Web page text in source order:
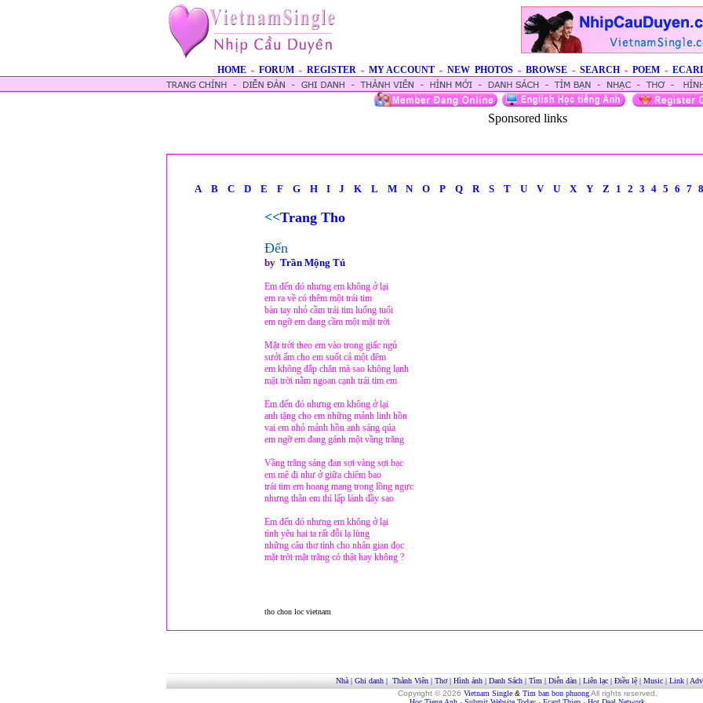
HOME - FORUM - REGISTER - MY ACCOUNT - NEW PHOTOS - BROWSE - SEARCH - POEM -
Sponsored links
A B C D E F G H I J K L M N O P Q R S T U V U X Y Z 1 2 3 4 5 6 7 8
<<Trang Tho
Đến
by Trần Mộng Tú
Em đến đó nhưng em không ở lại
em ra về có thêm một trái tim
bàn tay nhỏ cầm trái tim luống tuổi
em ngỡ em đang cầm một mặt trời
Mặt trời theo em vào trong giấc ngủ
sưởi ấm cho em suốt cả một đêm
em không đắp chăn mà sao không lạnh
mặt trời nằm ngoan cạnh trái tim em
Em đến đó nhưng em không ở lại
anh tặng cho em những mảnh linh hồn
vai em nhỏ mảnh hồn anh sáng qúa
em ngỡ em đang gánh một vầng trăng
Vầng trăng sáng đan sợi vàng sợi bạc
em mê đi như ở giữa chiêm bao
trái tim em hoang mang trong lồng ngực
nhưng thân em thì lấp lánh đầy sao
Em đến đó nhưng em không ở lại
tình yêu hai ta rất đỗi lạ lùng
những câu thơ tình cho nhân gian đọc
mặt trời mặt trăng có thật hay không ?
tho chon loc vietnam
Nhà| Ghi danh| Thành Viên| Thơ| Hình ảnh| Danh Sách| Tìm | Diễn đàn| Liên lạc| Điều lệ| Music| Link|
Copyright © 2026 Vietnam Single& Tim ban bon phuong All rights reserved.